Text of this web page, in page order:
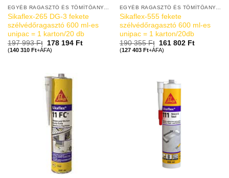
EGYÉB RAGASZTÓ ÉS TÖMÍTŐANYAGOK
Sikaflex-265 DG-3 fekete
szélvédőragasztó 600 ml-es
unipac = 1 karton/20 db
197 993Ft 178 194 Ft
(140 310 Ft+ÁFA)
EGYÉB RAGASZTÓ ÉS TÖMÍTŐANYAGOK
Sikaflex-555 fekete
szélvédőragasztó 600 ml-es
unipac = 1 karton/20db
190 355Ft 161 802 Ft
(127 403 Ft+ÁFA)